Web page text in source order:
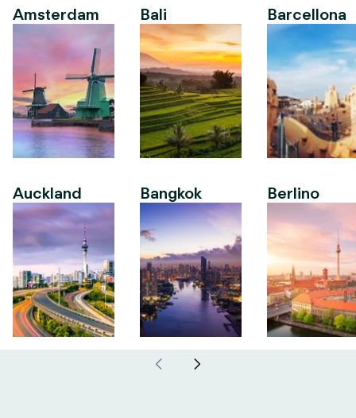
Amsterdam
Auckland
Bali
Bangkok
Barcellona
Berlino